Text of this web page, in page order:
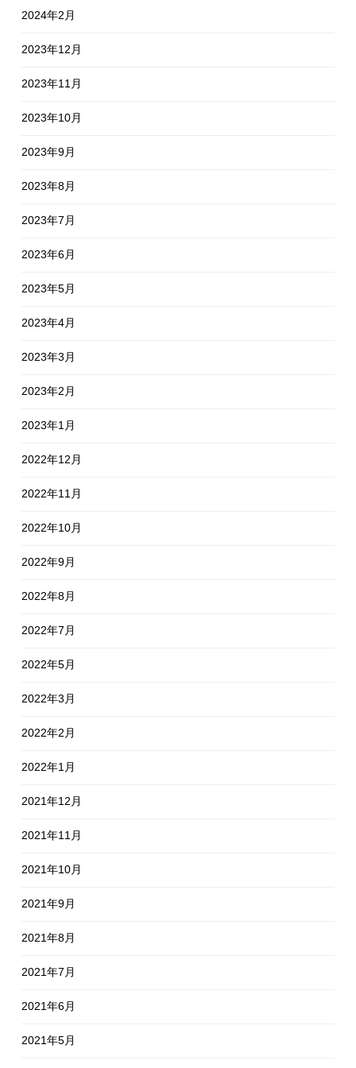
2024年2月
2023年12月
2023年11月
2023年10月
2023年9月
2023年8月
2023年7月
2023年6月
2023年5月
2023年4月
2023年3月
2023年2月
2023年1月
2022年12月
2022年11月
2022年10月
2022年9月
2022年8月
2022年7月
2022年5月
2022年3月
2022年2月
2022年1月
2021年12月
2021年11月
2021年10月
2021年9月
2021年8月
2021年7月
2021年6月
2021年5月